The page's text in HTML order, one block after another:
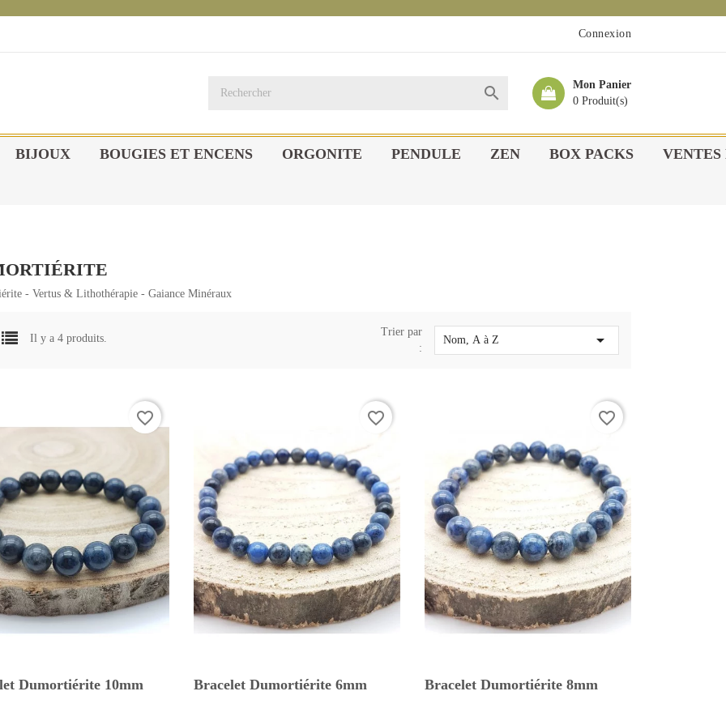
Connexion
Mon Panier
0 Produit(s)

BIJOUX BOUGIES ET ENCENS ORGONITE PENDULE ZEN BOX PACKS
- Vertus & Lithothérapie - Gaiance Minéraux
Il y a 4 produits.
Trier par
:
Nom, A à Z 
Dumortiérite 10mm
favorite_border
Bracelet Dumortiérite 6mm
favorite_border
Bracelet Dumortiérite 8mm
favorite_border